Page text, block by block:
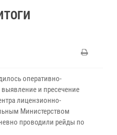
оперативно-
и пресечение
лицензионно-
Министерством
проводили рейды по